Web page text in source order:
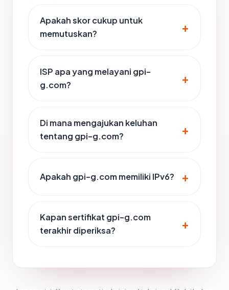
Apakah skor cukup untuk
memutuskan?
ISP apa yang melayani gpi-
g.com?
Di mana mengajukan keluhan
tentang gpi-g.com?
Apakah gpi-g.com memiliki IPv6?
Kapan sertifikat gpi-g.com
terakhir diperiksa?